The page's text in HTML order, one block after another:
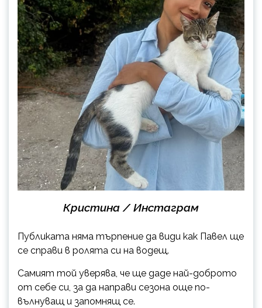
Кристина / Инстаграм
Публиката няма търпение да види как Павел ще
се справи в ролята си на водещ.
Самият той уверява, че ще даде най-доброто
от себе си, за да направи сезона още по-
вълнуващ и запомнящ се.